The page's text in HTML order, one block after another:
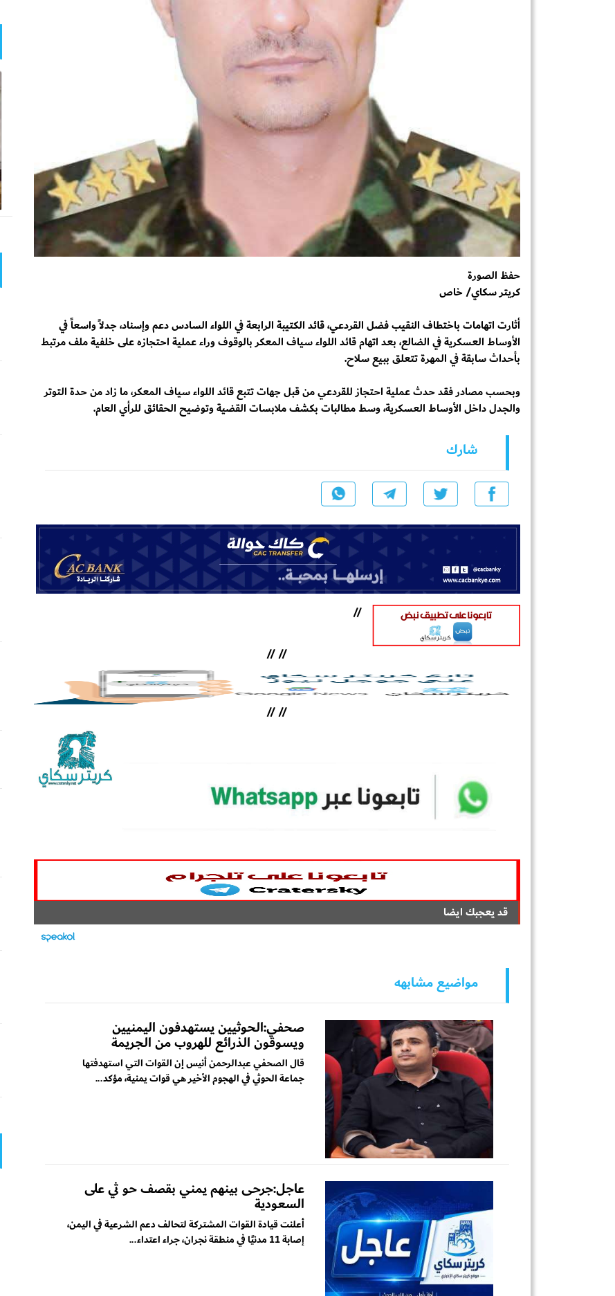
حفظ الصورة
كريتر سكاي/ خاص
أثارت اتهامات باختطاف النقيب فضل القردعي، قائد الكتيبة الرابعة في اللواء السادس دعم وإسناد، جدلاً واسعاً في
الأوساط العسكرية في الضالع، بعد اتهام قائد اللواء سياف المعكر بالوقوف وراء عملية احتجازه على خلفية ملف مرتبط
بأحداث سابقة في المهرة تتعلق ببيع سلاح.
وبحسب مصادر فقد حدث عملية احتجاز للقردعي من قبل جهات تتبع قائد اللواء سياف المعكر، ما زاد من حدة التوتر
والجدل داخل الأوساط العسكرية، وسط مطالبات بكشف ملابسات القضية وتوضيح الحقائق للرأي العام.
شارك
//
//
//
//
//
قد يعجبك ايضا
مواضيع مشابهه
صحفي:الحوثيين يستهدفون اليمنيين
ويسوقون الذرائع للهروب من الجريمة
قال الصحفي عبدالرحمن أنيس إن القوات التي استهدفتها
جماعة الحوثي في الهجوم الأخير هي قوات يمنية، مؤكد...
عاجل:جرحى بينهم يمني بقصف حو ثي على
السعودية
أعلنت قيادة القوات المشتركة لتحالف دعم الشرعية في اليمن،
إصابة 11 مدنيًا في منطقة نجران، جراء اعتداء...